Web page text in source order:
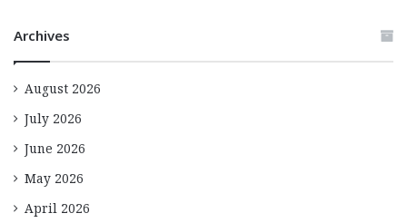
Archives
August 2026
July 2026
June 2026
May 2026
April 2026